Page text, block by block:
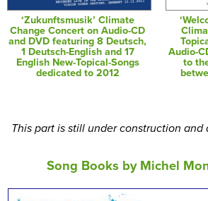
‘Zukunftsmusik’ Climate
Change Concert on Audio-CD
and DVD featuring 8 Deutsch,
1 Deutsch-English and 17
English New-Topical-Songs
dedicated to 2012
Audio-
to
This part is still under construction and
Song Books by Michel